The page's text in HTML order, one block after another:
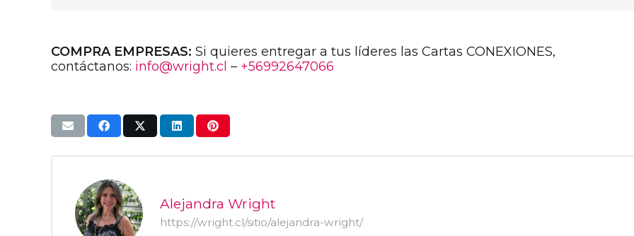
COMPRA EMPRESAS: Si quieres entregar a tus líderes las Cartas CONEXIONES,
contáctanos: info@wright.cl – +56992647066
Alejandra Wright
https://wright.cl/sitio/alejandra-wright/